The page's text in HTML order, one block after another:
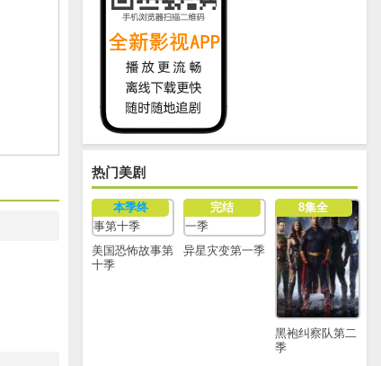
热门美剧
本季终
美国恐怖故事第
十季
完结
异星灾变第一季
8集全
黑袍纠察队第二
季